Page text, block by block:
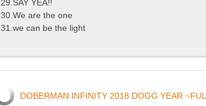
29.SAY YEA!!
30.We are the one
31.we can be the light
DOBERMAN INFINITY 2018 DOGG YEAR